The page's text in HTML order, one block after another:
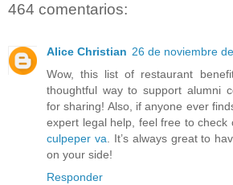
464 comentarios:
Alice Christian 26 de noviembre
Wow, this list of restaurant
thoughtful way to support alumni
for sharing! Also, if anyone ever
expert legal help, feel free to check
culpeper va . It’s always great to
on your side!
Responder